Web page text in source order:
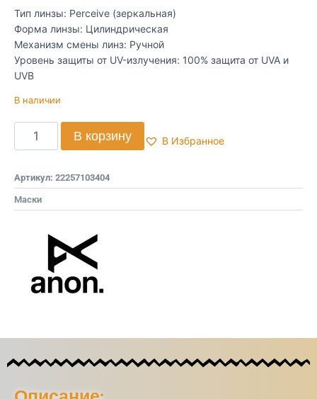
Тип линзы: Perceive (зеркальная)
Форма линзы: Цилиндрическая
Механизм смены линз: Ручной
Уровень защиты от UV-излучения: 100% защита от UVA и
UVB
В наличии
В корзину В Избранное
Артикул: 22257103404
Маски